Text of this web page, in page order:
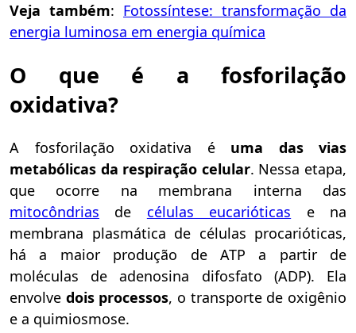
Veja também: Fotossíntese: transformação da
energia luminosa em energia química
O que é a fosforilação
oxidativa?
A fosforilação oxidativa é uma das vias
metabólicas da respiração celular. Nessa etapa,
que ocorre na membrana interna das
mitocôndrias de células eucarióticas e na
membrana plasmática de células procarióticas,
há a maior produção de ATP a partir de
moléculas de adenosina difosfato (ADP). Ela
envolve dois processos, o transporte de oxigênio
e a quimiosmose.